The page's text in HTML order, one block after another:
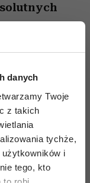
danych
Twoje
z takich
tychże,
i
tego, kto
się w